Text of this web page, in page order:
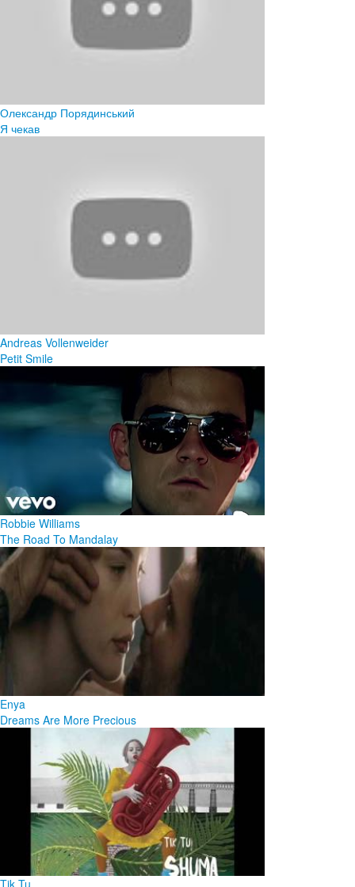
Олександр Порядинський
Я чекав
Andreas Vollenweider
Petit Smile
Robbie Williams
The Road To Mandalay
Enya
Dreams Are More Precious